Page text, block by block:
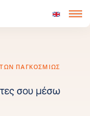
ΠΑΓΚΟΣΜΊΩΣ
σου μέσω